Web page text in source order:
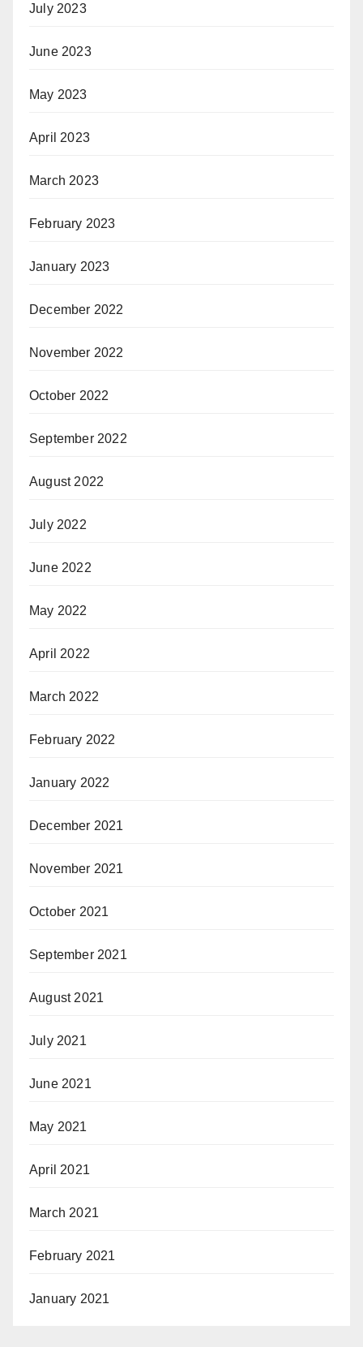
July 2023
June 2023
May 2023
April 2023
March 2023
February 2023
January 2023
December 2022
November 2022
October 2022
September 2022
August 2022
July 2022
June 2022
May 2022
April 2022
March 2022
February 2022
January 2022
December 2021
November 2021
October 2021
September 2021
August 2021
July 2021
June 2021
May 2021
April 2021
March 2021
February 2021
January 2021